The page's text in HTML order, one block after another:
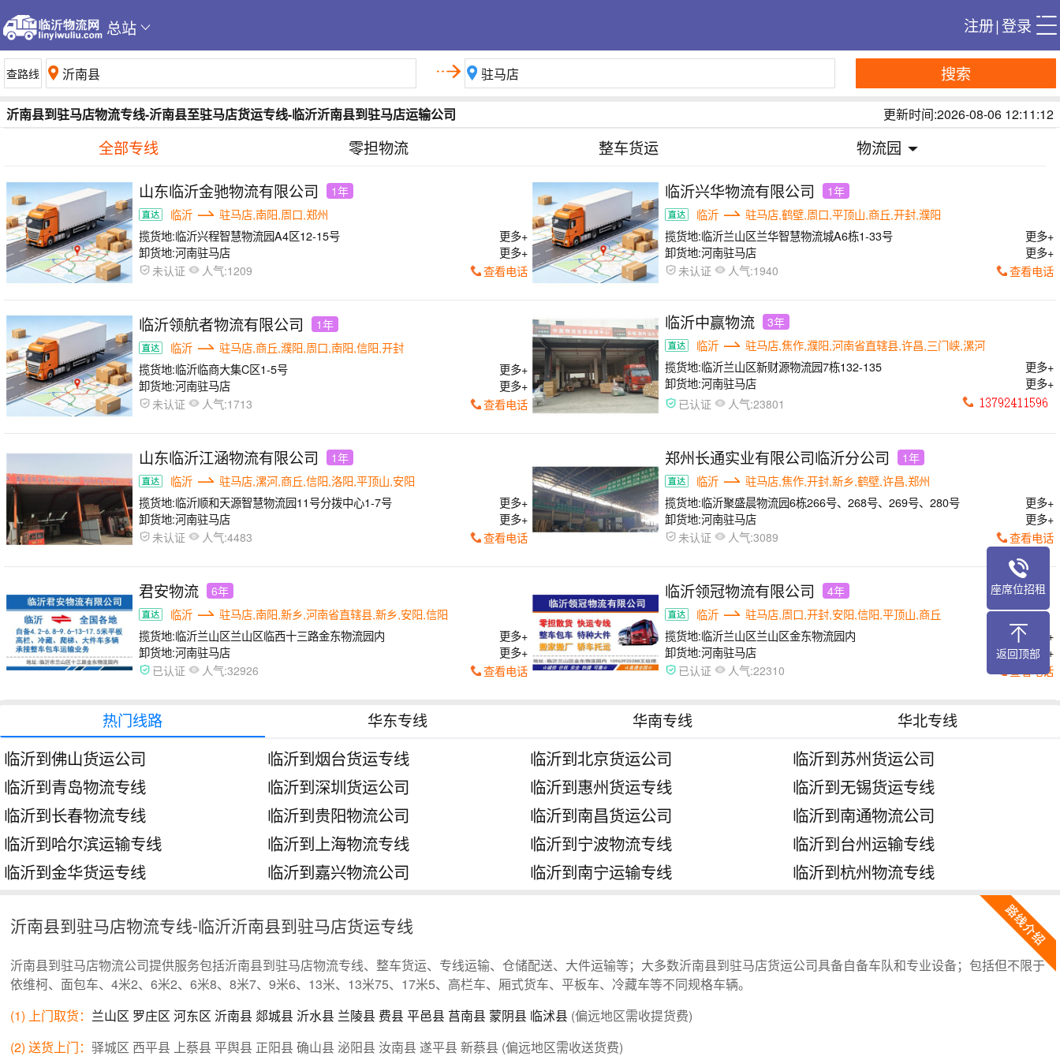
总站 注册|登录
搜索
更新时间:2026-08-06 12:11:12
沂南县到驻马店物流专线-沂南县至驻马店货运专线-临沂沂南县到驻马店运输公司
全部专线 零担物流 整车货运 物流园
山东临沂金驰物流有限公司 1年
临沂
驻马店,南阳,周口,郑州
揽货地:临沂兴程智慧物流园A4区12-15号
更多+
卸货地:河南驻马店 更多+
未认证 人气:1209 查看电话
临沂兴华物流有限公司 1年
临沂
驻马店,鹤壁,周口,平顶山,商丘,开封,濮阳
揽货地:临沂兰山区兰华智慧物流城A6栋1-33号
更多+
卸货地:河南驻马店 更多+
未认证 人气:1940 查看电话
临沂领航者物流有限公司 1年
临沂
驻马店,商丘,濮阳,周口,南阳,信阳,开封
揽货地:临沂临商大集C区1-5号
更多+
卸货地:河南驻马店 更多+
未认证 人气:1713 查看电话
临沂中赢物流 3年
临沂
驻马店,焦作,濮阳,河南省直辖县,许昌,三门峡,漯河
揽货地:临沂兰山区新财源物流园7栋132-135
更多+
卸货地:河南驻马店 更多+
已认证 人气:23801
山东临沂江涵物流有限公司 1年
临沂
驻马店,漯河,商丘,信阳,洛阳,平顶山,安阳
揽货地:临沂顺和天源智慧物流园11号分拨中心1-7号
更多+
卸货地:河南驻马店 更多+
未认证 人气:4483 查看电话
郑州长通实业有限公司临沂分公司 1年
临沂
驻马店,焦作,开封,新乡,鹤壁,许昌,郑州
揽货地:临沂聚盛晨物流园6栋266号、268号、269号、280号
更多+
卸货地:河南驻马店 更多+
未认证 人气:3089 查看电话
君安物流 6年
临沂
驻马店,南阳,新乡,河南省直辖县,新乡,安阳,信阳
揽货地:临沂兰山区兰山区临西十三路金东物流园内
更多+
卸货地:河南驻马店 更多+
已认证 人气:32926 查看电话
临沂领冠物流有限公司 4年
临沂
驻马店,周口,开封,安阳,信阳,平顶山,商丘
揽货地:临沂兰山区兰山区金东物流园内
更多+
卸货地:河南驻马店 更多+
已认证 人气:22310 查看电话
热门线路 华东专线 华南专线 华北专线
临沂到佛山货运公司 临沂到烟台货运专线 临沂到北京货运公司
临沂到苏州货运公司
临沂到青岛物流专线
临沂到深圳货运公司 临沂到惠州货运专线
临沂到无锡货运专线
临沂到长春物流专线
临沂到贵阳物流公司 临沂到南昌货运公司
临沂到南通物流公司
临沂到哈尔滨运输专线
临沂到上海物流专线 临沂到宁波物流专线
临沂到台州运输专线
临沂到金华货运专线
临沂到嘉兴物流公司 临沂到南宁运输专线 临沂到杭州物流专线
沂南县到驻马店物流专线-临沂沂南县到驻马店货运专线
沂南县到驻马店物流公司提供服务包括沂南县到驻马店物流专线、整车货运、专线运输、仓储配送、大件运输等；大多数沂南县到驻马店货运公司具备自备车队和专业设备；包括但不限于
依维柯、面包车、4米2、6米2、6米8、8米7、9米6、13米、13米75、17米5、高栏车、厢式货车、平板车、冷藏车等不同规格车辆。
(1) 上门取货： 兰山区 罗庄区 河东区 沂南县 郯城县 沂水县 兰陵县 费县平邑县 莒南县蒙阴县 临沭县 (偏远地区需收提货费)
(2) 送货上门： 驿城区 西平县 上蔡县 平舆县 正阳县 确山县 泌阳县 汝南县 遂平县 新蔡县 (偏远地区需收送货费)
座席位招租
物流专线座席位招租
返回顶部